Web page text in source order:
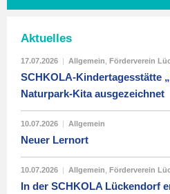
Aktuelles
17.07.2026 | Allgemein Förderverein
SCHKOLA-Kindertagesstätte
Naturpark-Kita ausgezeichnet
10.07.2026 | Allgemein
Neuer Lernort
10.07.2026 | Allgemein Förderverein
In der SCHKOLA Lückendorf